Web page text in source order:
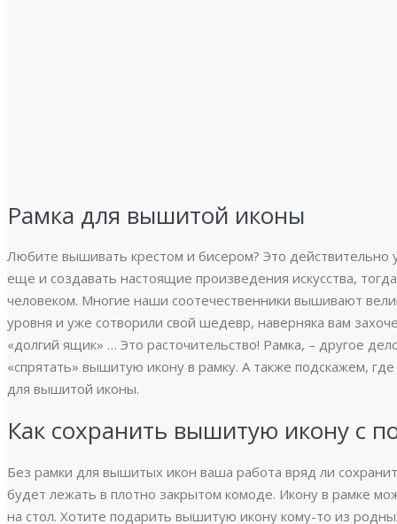
Рамка для вышитой иконы
Любите вышивать крестом и бисером? Это действительно
еще и создавать настоящие произведения искусства,
человеком. Многие наши соотечественники вышивают
уровня и уже сотворили свой шедевр, наверняка вам
«долгий ящик» … Это расточительство! Рамка, – другое
«спрятать» вышитую икону в рамку. А также подскажем,
для вышитой иконы.
Как сохранить вышитую икону с
Без рамки для вышитых икон ваша работа вряд ли
будет лежать в плотно закрытом комоде. Икону в рамке
на стол. Хотите подарить вышитую икону кому-то из